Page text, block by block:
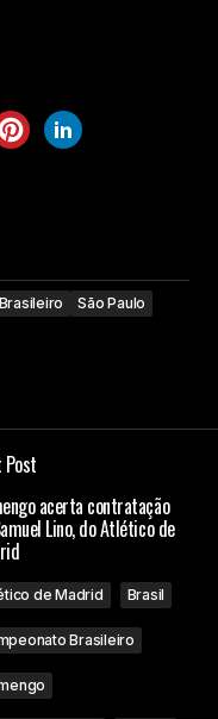
São Paulo
Post
acerta contratação
Lino, do Atlético de
de Madrid Brasil
Brasileiro